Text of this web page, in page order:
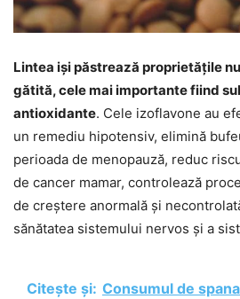
Lintea iși păstrează proprietățile
gătită, cele mai importante fiind
antioxidante. Cele izoflavone au
un remediu hipotensiv, elimină
perioada de menopauză, reduc
de cancer mamar, controlează
de creștere anormală și
sănătatea sistemului nervos și a
Citește și: Consumul de